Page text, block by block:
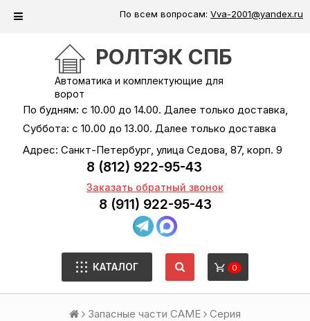
По всем вопросам: Vva-2001@yandex.ru
РОЛТЭК СПБ
Автоматика и комплектующие для
ворот
По будням: с 10.00 до 14.00. Далее только доставка,
Суббота: с 10.00 до 13.00. Далее только доставка
Адрес: Санкт-Петербург, улица Седова, 87, корп. 9
8 (812) 922-95-43
Заказать обратный звонок
8 (911) 922-95-43
КАТАЛОГ 0
Запасные части CAME
Серия